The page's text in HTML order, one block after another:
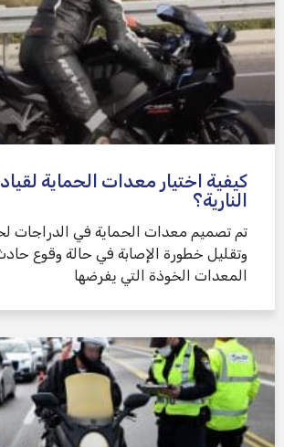
كيفية اختيار معدات الحماية
النارية؟
تم تصميم معدات الحماية في الدراجات
وتقليل خطورة الإصابة في حالة وقوع
المعدات الخوذة التي يفرضها